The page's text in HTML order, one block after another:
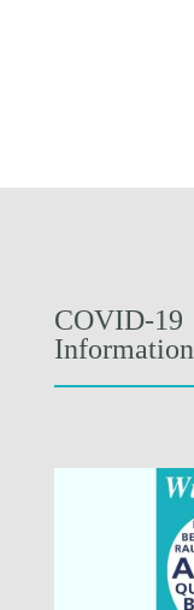
COVID-19
Information